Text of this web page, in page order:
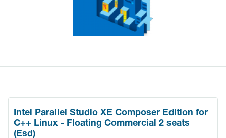
Intel Parallel Studio XE Composer Edition for
C++ Linux - Floating Commercial 2 seats
(Esd)